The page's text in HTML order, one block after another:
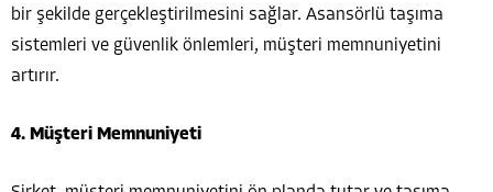
bir şekilde gerçekleştirilmesini sağlar. Asansörlü taşıma
sistemleri ve güvenlik önlemleri, müşteri memnuniyetini
artırır.
4. Müşteri Memnuniyeti